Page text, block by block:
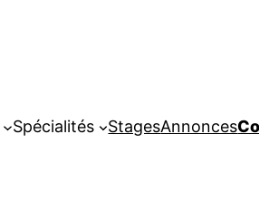
Spécialités StagesAnnonces